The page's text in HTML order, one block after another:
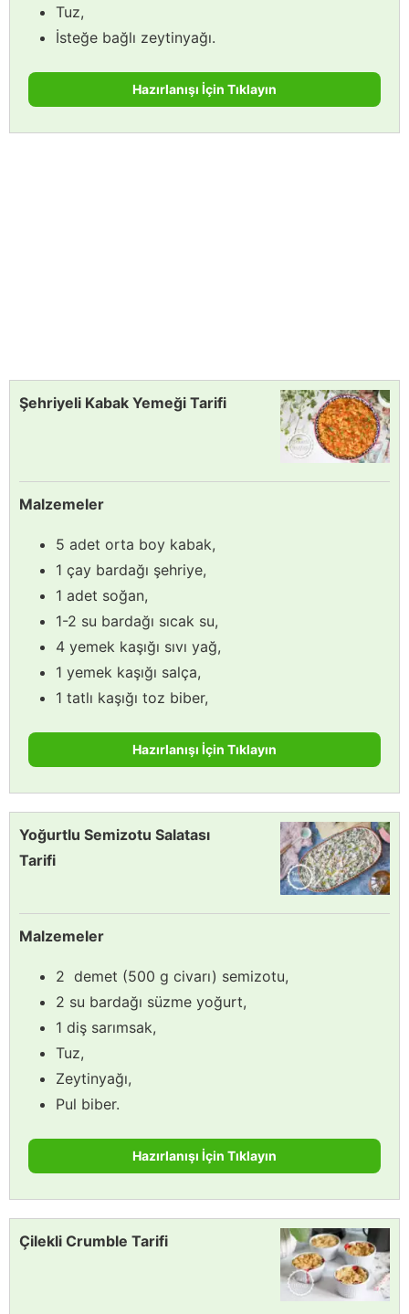
Tuz,
İsteğe bağlı zeytinyağı.
Hazırlanışı İçin Tıklayın
Şehriyeli Kabak Yemeği Tarifi
Malzemeler
5 adet orta boy kabak,
1 çay bardağı şehriye,
1 adet soğan,
1-2 su bardağı sıcak su,
4 yemek kaşığı sıvı yağ,
1 yemek kaşığı salça,
1 tatlı kaşığı toz biber,
Hazırlanışı İçin Tıklayın
Yoğurtlu Semizotu Salatası
Tarifi
Malzemeler
2 demet (500 g civarı) semizotu,
2 su bardağı süzme yoğurt,
1 diş sarımsak,
Tuz,
Zeytinyağı,
Pul biber.
Hazırlanışı İçin Tıklayın
Çilekli Crumble Tarifi